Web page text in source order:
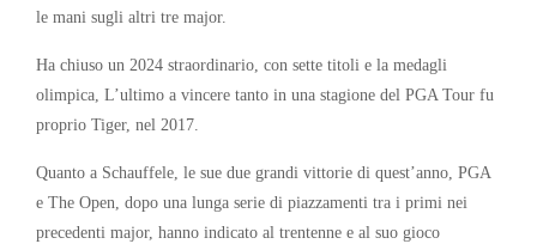
le mani sugli altri tre major.
Ha chiuso un 2024 straordinario, con sette titoli e la medagli
olimpica, L’ultimo a vincere tanto in una stagione del PGA Tour fu
proprio Tiger, nel 2017.
Quanto a Schauffele, le sue due grandi vittorie di quest’anno, PGA
e The Open, dopo una lunga serie di piazzamenti tra i primi nei
precedenti major, hanno indicato al trentenne e al suo gioco